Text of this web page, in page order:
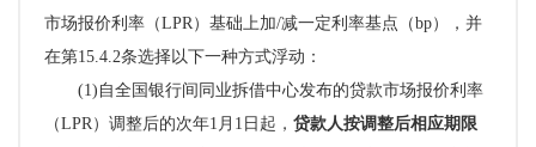
市场报价利率（LPR）基础上加/减一定利率基点（bp）
，并
在第15.4.2条选择以下一种方式浮动：
(1) 自全国银行间同业拆借中心发布的贷款市场报价利率
（LPR） 调整后的次年1月1日起， 贷款人按调整后相应期限